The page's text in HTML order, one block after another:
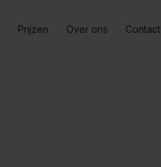
Prijzen Over ons Contact